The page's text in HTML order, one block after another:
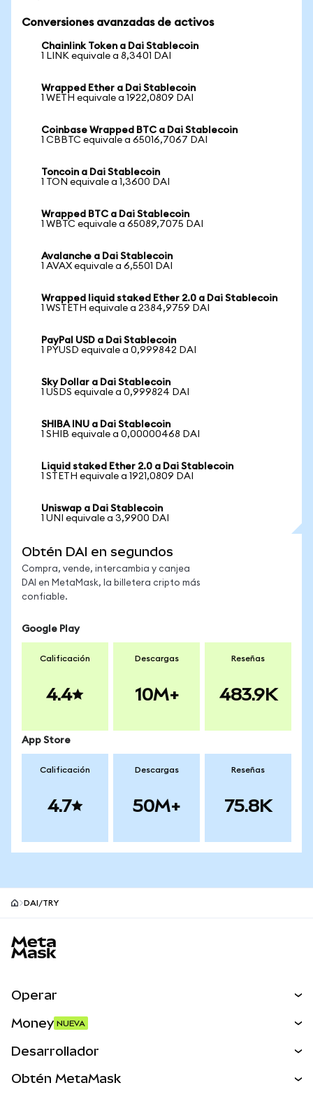
Conversiones avanzadas de activos
Chainlink Token a Dai Stablecoin
1 LINK equivale a 8,3401 DAI
Wrapped Ether a Dai Stablecoin
1 WETH equivale a 1922,0809 DAI
Coinbase Wrapped BTC a Dai Stablecoin
1 CBBTC equivale a 65016,7067 DAI
Toncoin a Dai Stablecoin
1 TON equivale a 1,3600 DAI
Wrapped BTC a Dai Stablecoin
1 WBTC equivale a 65089,7075 DAI
Avalanche a Dai Stablecoin
1 AVAX equivale a 6,5501 DAI
Wrapped liquid staked Ether 2.0 a Dai Stablecoin
1 WSTETH equivale a 2384,9759 DAI
PayPal USD a Dai Stablecoin
1 PYUSD equivale a 0,999842 DAI
Sky Dollar a Dai Stablecoin
1 USDS equivale a 0,999824 DAI
SHIBA INU a Dai Stablecoin
1 SHIB equivale a 0,00000468 DAI
Liquid staked Ether 2.0 a Dai Stablecoin
1 STETH equivale a 1921,0809 DAI
Uniswap a Dai Stablecoin
1 UNI equivale a 3,9900 DAI
Obtén DAI en segundos
Compra, vende, intercambia y canjea
DAI en MetaMask, la billetera cripto más
confiable.
Google Play
Calificación
4.4
Descargas
10M+
Reseñas
483.9K
App Store
Calificación
4.7
Descargas
50M+
Reseñas
75.8K
DAI/TRY
Operar
Activos del mundo real
Money NUEVA
Desarrollador
Obtén MetaMask